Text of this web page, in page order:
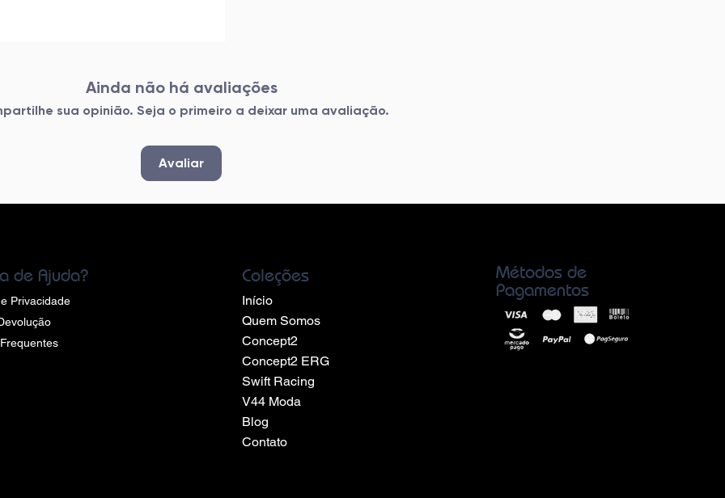
Ainda não há avaliações
sua opinião. Seja o primeiro a deixar uma avaliação.
Avaliar
de Ajuda?
Privacidade
Coleções
Início
Quem Somos
Concept2
Concept2 ERG
Swift Racing
V44 Moda
Blog
Contato
Métodos de
Pagamentos